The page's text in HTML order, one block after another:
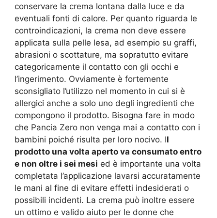
conservare la crema lontana dalla luce e da
eventuali fonti di calore. Per quanto riguarda le
controindicazioni, la crema non deve essere
applicata sulla pelle lesa, ad esempio su graffi,
abrasioni o scottature, ma sopratutto evitare
categoricamente il contatto con gli occhi e
l’ingerimento. Ovviamente è fortemente
sconsigliato l’utilizzo nel momento in cui si è
allergici anche a solo uno degli ingredienti che
compongono il prodotto. Bisogna fare in modo
che Pancia Zero non venga mai a contatto con i
bambini poiché risulta per loro nocivo. Il
prodotto una volta aperto va consumato entro
e non oltre i sei mesi ed è importante una volta
completata l’applicazione lavarsi accuratamente
le mani al fine di evitare effetti indesiderati o
possibili incidenti. La crema può inoltre essere
un ottimo e valido aiuto per le donne che